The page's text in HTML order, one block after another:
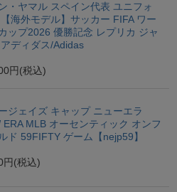
・ヤマル スペイン代表 ユニフォ
海外モデル】サッカー FIFA ワー
ップ2026 優勝記念 レプリカ ジャ
ディダス/Adidas
円 (税込)
ジェイズ キャップ ニューエラ
ERA MLB オーセンティック オンフ
ド 59FIFTY ゲーム【nejp59】
円 (税込)